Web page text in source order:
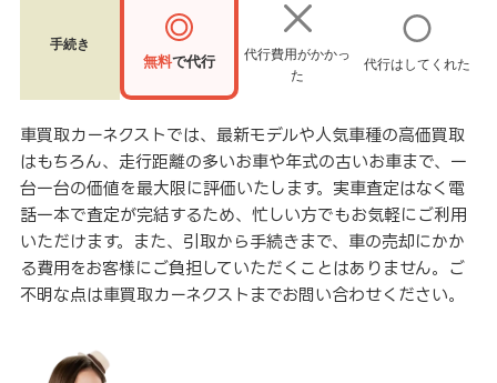
手続き
無料で代行
代行費用がかかっ
た
代行はしてくれた
車買取カーネクストでは、最新モデルや人気車種の高価買取
はもちろん、走行距離の多いお車や年式の古いお車まで、一
台一台の価値を最大限に評価いたします。実車査定はなく電
話一本で査定が完結するため、忙しい方でもお気軽にご利用
いただけます。また、引取から手続きまで、車の売却にかか
る費用をお客様にご負担していただくことはありません。ご
不明な点は車買取カーネクストまでお問い合わせください。